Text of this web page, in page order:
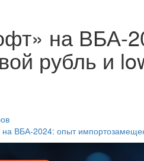
на ВБА-
рубль и
ВБА-2024: опыт